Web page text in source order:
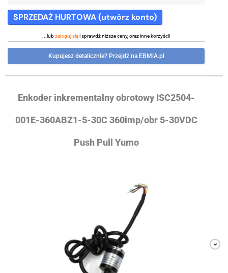
SPRZEDAŻ HURTOWA (utwórz konto)
...lubzaloguj sięi sprawdź niższe ceny, oraz inne korzyści!
Kupujesz detalicznie? Przejdź na EBMiA.pl
Enkoder inkrementalny obrotowy ISC2504-
001E-360ABZ1-5-30C 360imp/obr 5-30VDC
Push Pull Yumo